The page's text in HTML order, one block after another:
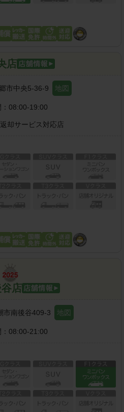
店
市中央5-36-9 地図
08:00-19:00
却サービス対応店
店
市南後谷409-3 地図
08:00-21:00